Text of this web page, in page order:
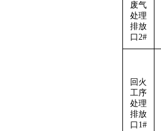
废气
处理
排放
口 2#
回火
工序
处理
排放
口1#